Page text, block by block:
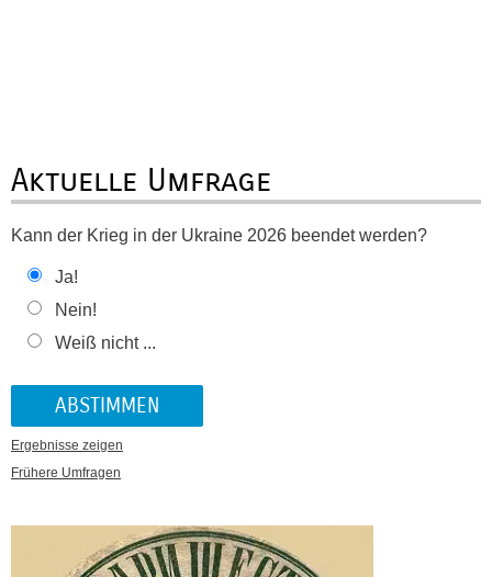
Aktuelle Umfrage
Kann der Krieg in der Ukraine 2026 beendet werden?
Ja!
Nein!
Weiß nicht ...
Ergebnisse zeigen
Frühere Umfragen